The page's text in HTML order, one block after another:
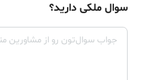
سوال ملکی دارید؟